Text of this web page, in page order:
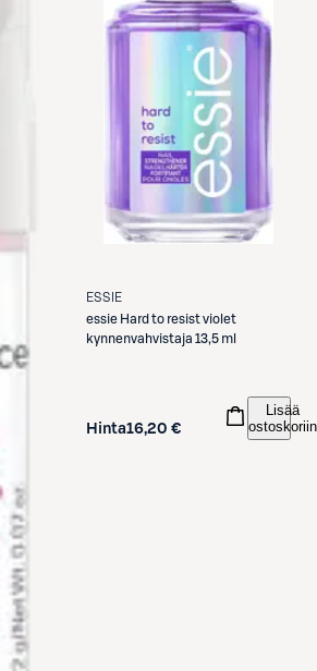
ESSIE
essie Hard to resist violet
kynnenvahvistaja 13,5 ml
Hinta16,20 €
Lisää
ostoskoriin